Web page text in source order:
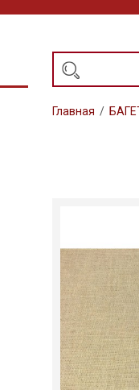
Главная /